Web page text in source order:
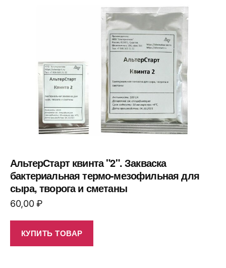
АльтерСтарт квинта "2". Закваска
бактериальная термо-мезофильная для
сыра, творога и сметаны
60,00₽
КУПИТЬ ТОВАР